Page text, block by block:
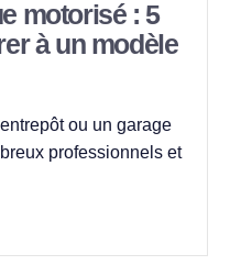
motorisé : 5
à un modèle
ou un garage
professionnels et